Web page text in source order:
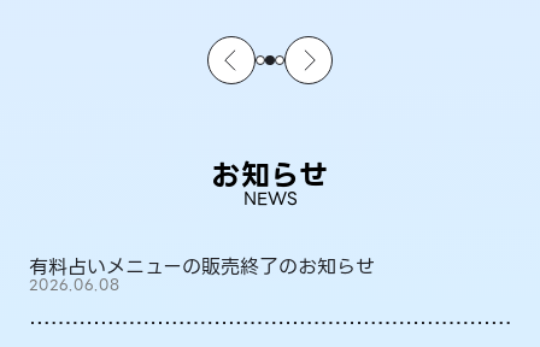
お知らせ
NEWS
有料占いメニューの販売終了のお知らせ
2026.06.08